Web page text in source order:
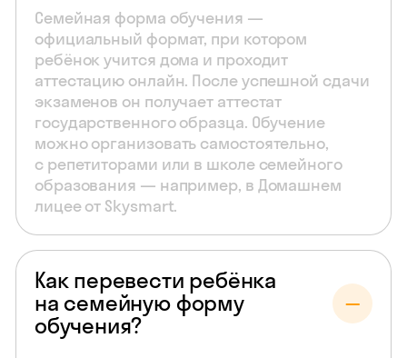
Семейная форма обучения —
официальный формат, при котором
ребёнок учится дома и проходит
аттестацию онлайн. После успешной сдачи
экзаменов он получает аттестат
государственного образца. Обучение
можно организовать самостоятельно,
с репетиторами или в школе семейного
образования — например, в Домашнем
лицее от Skysmart.
Как перевести ребёнка
на семейную форму
обучения?